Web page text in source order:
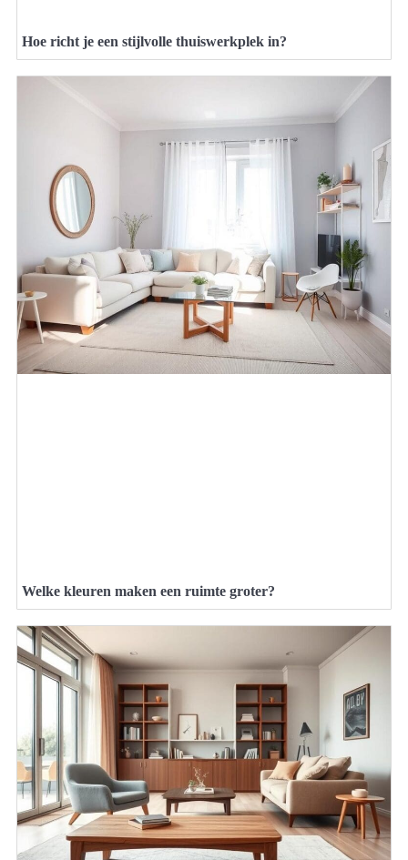
Hoe richt je een stijlvolle thuiswerkplek in?
Welke kleuren maken een ruimte groter?